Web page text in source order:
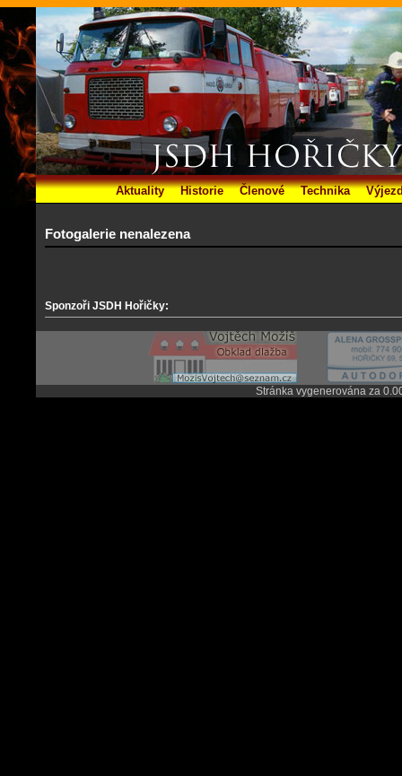
Aktuality Historie Členové Technika
Fotogalerie nenalezena
Sponzoři JSDH Hořičky:
Stránka vygenerována za